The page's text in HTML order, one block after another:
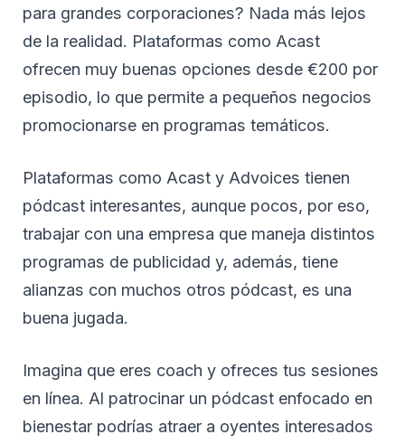
para grandes corporaciones? Nada más lejos
de la realidad. Plataformas como Acast
ofrecen muy buenas opciones desde €200 por
episodio, lo que permite a pequeños negocios
promocionarse en programas temáticos.
Plataformas como Acast y Advoices tienen
pódcast interesantes, aunque pocos, por eso,
trabajar con una empresa que maneja distintos
programas de publicidad y, además, tiene
alianzas con muchos otros pódcast, es una
buena jugada.
Imagina que eres coach y ofreces tus sesiones
en línea. Al patrocinar un pódcast enfocado en
bienestar podrías atraer a oyentes interesados